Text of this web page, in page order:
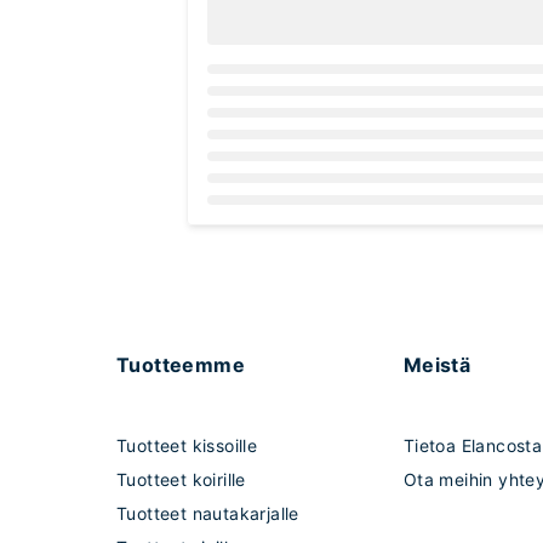
Tuotteemme
Tuotteet kissoille
Tuotteet koirille
Tuotteet nautakarjalle
Meistä
Tietoa Elancosta
Ota meihin